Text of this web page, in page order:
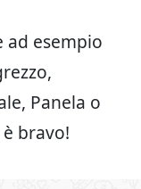
ad esempio
Panela o
bravo!